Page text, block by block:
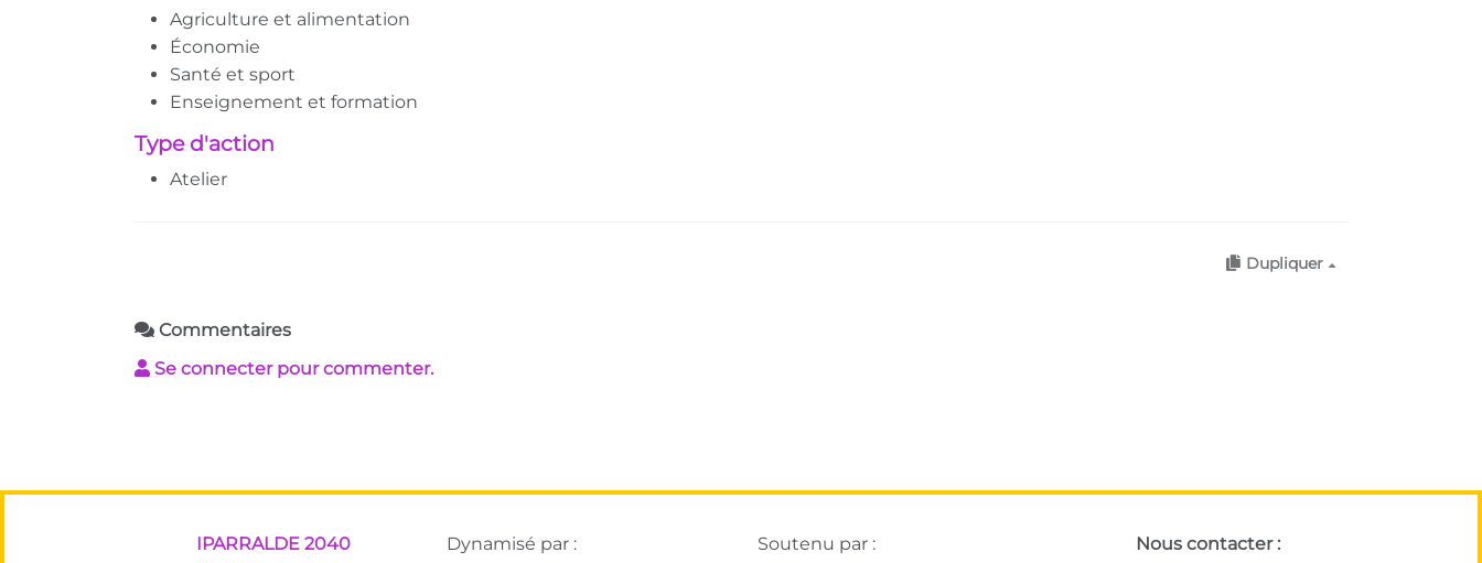
Agriculture et alimentation
Économie
Santé et sport
Enseignement et formation
Type d'action
Atelier
Dupliquer
Commentaires
Se connecter pour commenter.
IPARRALDE 2040 Dynamisé par : Soutenu par :
Nous contacter :